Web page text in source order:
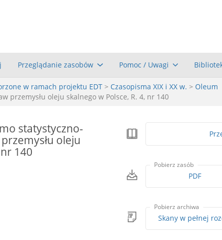
Przeglądanie zasobów Pomoc / Uwagi
w ramach projektu EDT > Czasopisma XIX i XX w. > Oleum
przemysłu oleju skalnego w Polsce, R. 4, nr 140
statystyczno-
oleju
140
Pobierz zasób
PDF
Pobierz archiwa